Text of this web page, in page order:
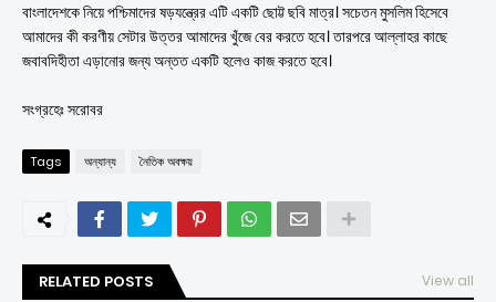
বাংলাদেশকে নিয়ে পশ্চিমাদের ষড়যন্ত্রের এটি একটি ছোট্ট ছবি মাত্র। সচেতন মুসলিম হিসেবে
আমাদের কী করণীয় সেটার উত্তর আমাদের খুঁজে বের করতে হবে। তারপরে আল্লাহর কাছে
জবাবদিহীতা এড়ানোর জন্য অন্তত একটি হলেও কাজ করতে হবে।
সংগ্রহেঃ সরোবর
Tags অন্যান্য নৈতিক অবক্ষয়
RELATED POSTS View all